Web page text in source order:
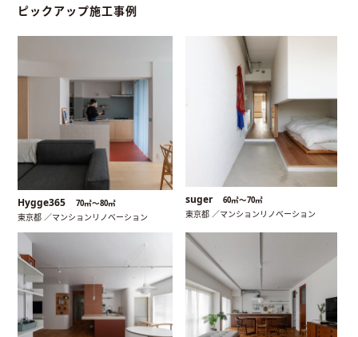
ピックアップ施工事例
Hygge365 70㎡〜80㎡
東京都 ／マンションリノベーション
suger 60㎡〜70㎡
東京都 ／マンションリノベーション